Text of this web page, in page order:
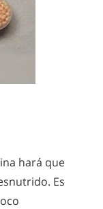
hará que
Es